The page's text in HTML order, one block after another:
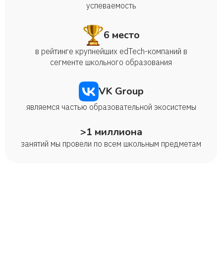
успеваемость
6 место
в рейтинге крупнейших edTech-компаний в
сегменте школьного образования
VK Group
являемся частью образовательной экосистемы
>1 миллиона
занятий мы провели по всем школьным предметам